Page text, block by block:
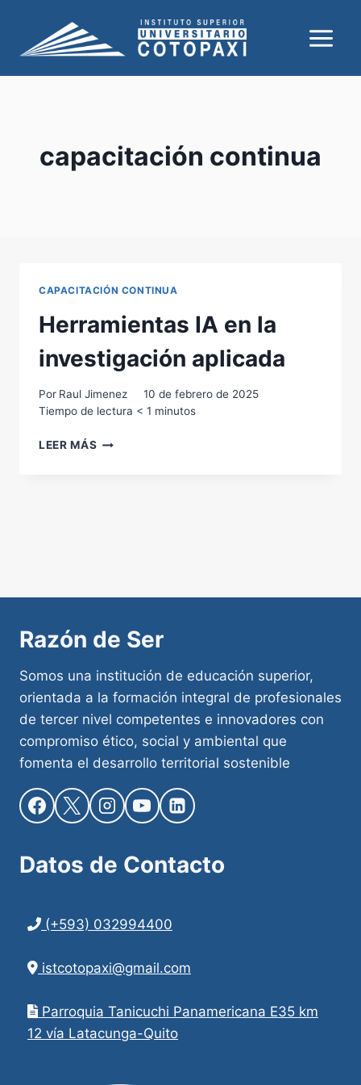
contenido
capacitación continua
CAPACITACIÓN CONTINUA
Herramientas IA en la
investigación aplicada
Por Raul Jimenez
10 de febrero de 2025
Tiempo de lectura < 1 minutos
LEER MÁS HERRAMIENTAS
Razón de Ser
Somos una institución de educación superior,
orientada a la formación integral de profesionales
de tercer nivel competentes e innovadores con
compromiso ético, social y ambiental que
fomenta el desarrollo territorial sostenible
Datos de Contacto
(+593) 032994400
istcotopaxi@gmail.com
Parroquia Tanicuchi Panamericana E35 km
12 vía Latacunga-Quito